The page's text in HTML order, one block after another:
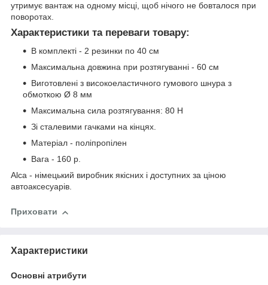
утримує вантаж на одному місці, щоб нічого не бовталося при
поворотах.
Характеристики та переваги товару:
В комплекті - 2 резинки по 40 см
Максимальна довжина при розтягуванні - 60 см
Виготовлені з високоеластичного гумового шнура з
обмоткою Ø 8 мм
Максимальна сила розтягування: 80 Н
Зі сталевими гачками на кінцях.
Матеріал - поліпропілен
Вага - 160 р.
Alca - німецький виробник якісних і доступних за ціною
автоаксесуарів.
Приховати
Характеристики
Основні атрибути